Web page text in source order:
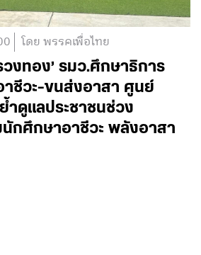
โดย พรรคเพื่อไทย
วงทอง’ รมว.ศึกษาธิการ
าชีวะ-ขนส่งอาสา ศูนย์
ำดูแลประชาชนช่วง
กศึกษาอาชีวะ พลังอาสา